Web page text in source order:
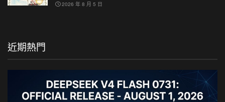
2026 年 8 月 5 日
近期熱門